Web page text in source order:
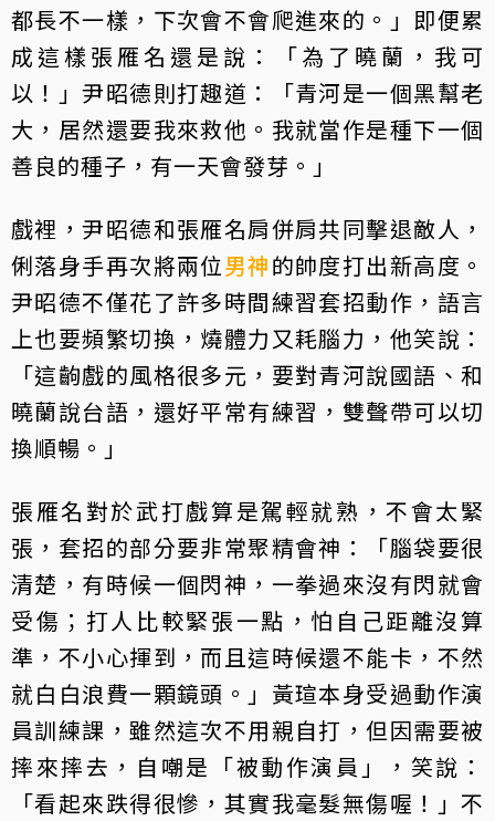
都長不一樣，下次會不會爬進來的。」即便累
成這樣張雁名還是說：「為了曉蘭，我可
以！」尹昭德則打趣道：「青河是一個黑幫老
大，居然還要我來救他。我就當作是種下一個
善良的種子，有一天會發芽。」
戲裡，尹昭德和張雁名肩併肩共同擊退敵人，
俐落身手再次將兩位男神的帥度打出新高度。
尹昭德不僅花了許多時間練習套招動作，語言
上也要頻繁切換，燒體力又耗腦力，他笑說：
「這齣戲的風格很多元，要對青河說國語、和
曉蘭說台語，還好平常有練習，雙聲帶可以切
換順暢。」
張雁名對於武打戲算是駕輕就熟，不會太緊
張，套招的部分要非常聚精會神：「腦袋要很
清楚，有時候一個閃神，一拳過來沒有閃就會
受傷；打人比較緊張一點，怕自己距離沒算
準，不小心揮到，而且這時候還不能卡，不然
就白白浪費一顆鏡頭。」黃瑄本身受過動作演
員訓練課，雖然這次不用親自打，但因需要被
摔來摔去，自嘲是「被動作演員」，笑說：
「看起來跌得很慘，其實我毫髮無傷喔！」不